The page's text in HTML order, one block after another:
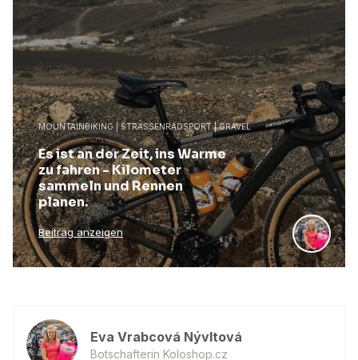
MOUNTAINBIKING | STRASSENRADSPORT | GRAVEL
Es ist an der Zeit, ins Warme
zu fahren - Kilometer
sammeln und Rennen
planen.
Beitrag anzeigen
Eva Vrabcová Nývltová
Botschafterin Koloshop.cz